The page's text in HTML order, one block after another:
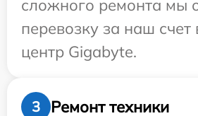
сложного ремонта мы
перевозку за наш счет
центр Gigabyte.
3
Ремонт техники